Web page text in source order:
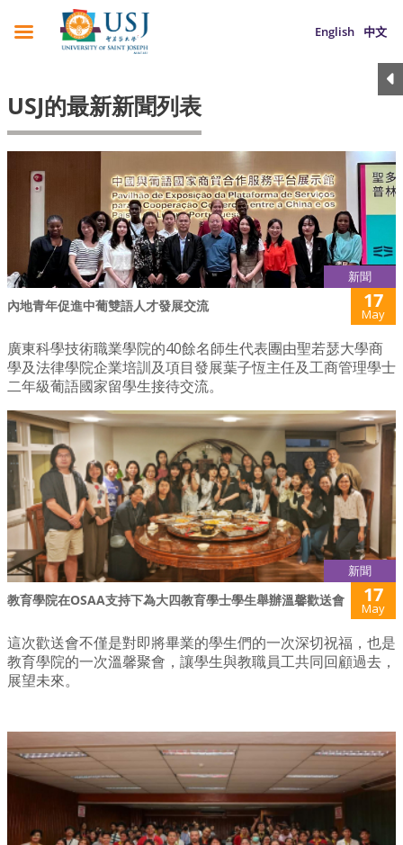
English 中文
USJ的最新新聞列表
新聞
內地青年促進中葡雙語人才發展交流 17
May
廣東科學技術職業學院的40餘名師生代表團由聖若瑟大學商
學及法律學院企業培訓及項目發展葉子恆主任及工商管理學士
二年級葡語國家留學生接待交流。
新聞
教育學院在OSAA支持下為大四教育學士學生舉辦溫馨歡送會 17
May
這次歡送會不僅是對即將畢業的學生們的一次深切祝福，也是
教育學院的一次溫馨聚會，讓學生與教職員工共同回顧過去，
展望未來。